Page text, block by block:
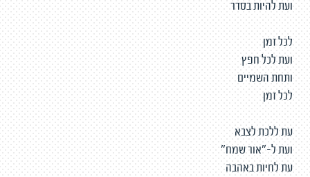
ועת להיות בסדר
לכל זמן
ועת לכל חפץ
ותחת השמיים
לכל זמן
עת ללכת לצבא
ועת ל-"אור שמח"
עת לחיות באהבה